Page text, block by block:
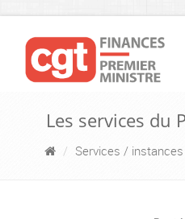
Les services du
Services / instances